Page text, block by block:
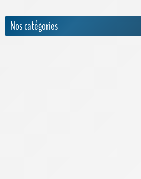
Nos catégories